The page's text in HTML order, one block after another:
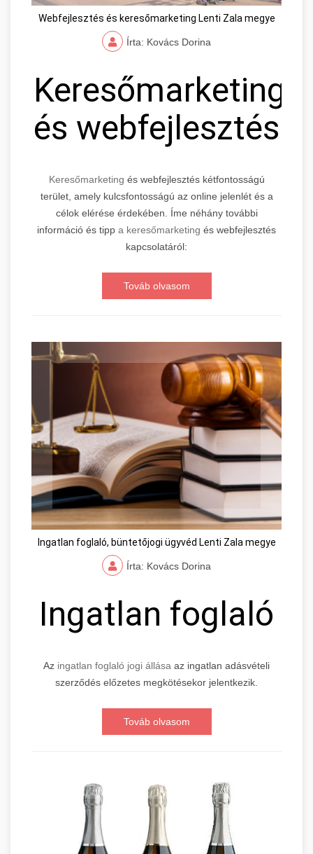
Webfejlesztés és keresőmarketing Lenti Zala megye
Írta: Kovács Dorina
Keresőmarketing
és webfejlesztés
Keresőmarketing és webfejlesztés kétfontosságú
terület, amely kulcsfontosságú az online jelenlét és a
célok elérése érdekében. Íme néhány további
információ és tipp a keresőmarketing és webfejlesztés
kapcsolatáról:
Továb olvasom
Ingatlan foglaló, büntetőjogi ügyvéd Lenti Zala megye
Írta: Kovács Dorina
Ingatlan foglaló
Az ingatlan foglaló jogi állása az ingatlan adásvételi
szerződés előzetes megkötésekor jelentkezik.
Továb olvasom